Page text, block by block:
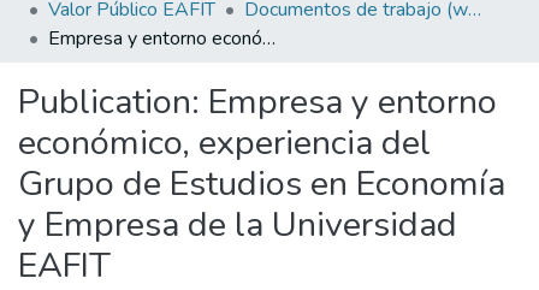
All of DSpace
Valor Público EAFIT
Documentos de trabajo (working papers)
Empresa y entorno económico, experiencia del Grupo de Estudios en Economía y Empresa de la Universidad EAFIT
Publication: Empresa y entorno
económico, experiencia del
Grupo de Estudios en Economía
y Empresa de la Universidad
EAFIT